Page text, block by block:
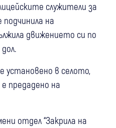
служители за
на
движението си по
установено в селото,
предадено на
отдел “Закрила на